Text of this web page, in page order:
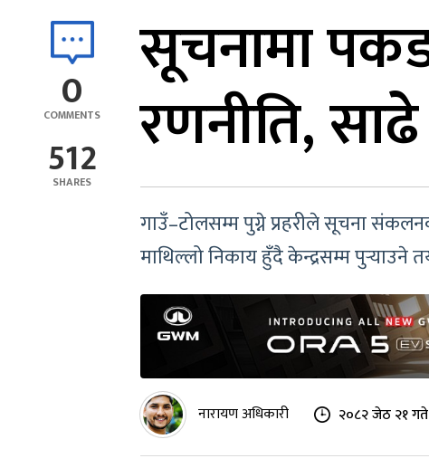
0
COMMENTS
512
SHARES
सूचनामा पकड
रणनीति,
गाउँ–टोलसम्म पुग्ने प्रहरीले सूचना
माथिल्लो निकाय हुँदै केन्द्रसम्म पुर्‍याउने
नारायण अधिकारी २०८२ जेठ २१